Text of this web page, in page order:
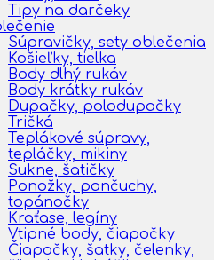
Tipy na darčeky
Súpravičky, sety oblečenia
Košieľky, tielka
Body dlhý rukáv
Body krátky rukáv
Dupačky, polodupačky
Tričká
Teplákové súpravy,
tepláčky, mikiny
Sukne, šatičky
Ponožky, pančuchy,
topánočky
Kraťase, legíny
Vtipné body, čiapočky
Čiapočky, šatky, čelenky,